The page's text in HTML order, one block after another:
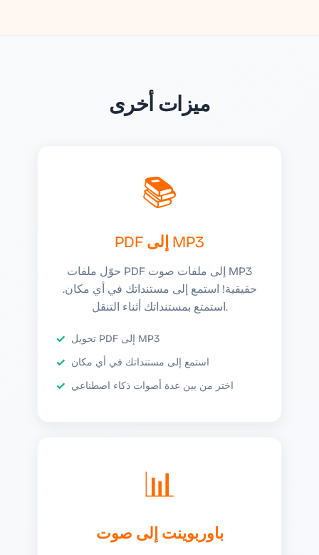
ميزات أخرى
📚
PDF إلى MP3
حوّل ملفات PDF إلى ملفات صوت MP3
حقيقية! استمع إلى مستنداتك في أي مكان.
استمتع بمستنداتك أثناء التنقل.
تحويل PDF إلى MP3
استمع إلى مستنداتك في أي مكان
اختر من بين عدة أصوات ذكاء اصطناعي
📊
باوربوينت إلى صوت